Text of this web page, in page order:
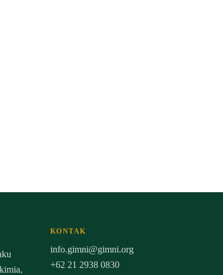
KONTAK
info.gimni@gimni.org
+62 21 2938 0830